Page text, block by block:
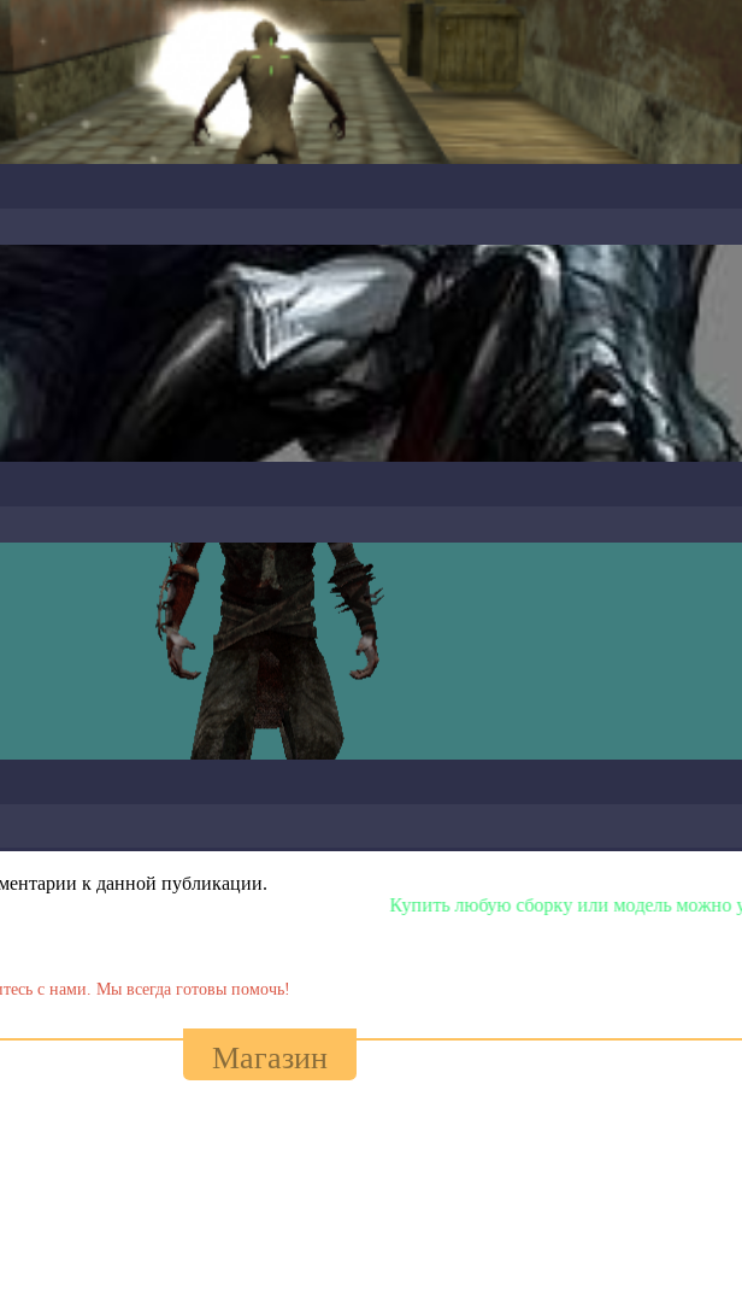
к данной публикации.
Купить любую сборку или модель можно у нас в магазине!
с нами. Мы всегда готовы помочь!
Магазин